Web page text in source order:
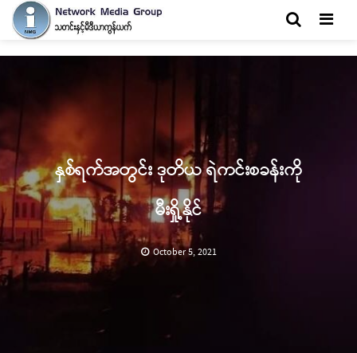
နှစ်ရက်အတွင်း ဒုတိယ ရဲကင်းစခန်းကို
မီးရှို့နိုင်
October 5, 2021